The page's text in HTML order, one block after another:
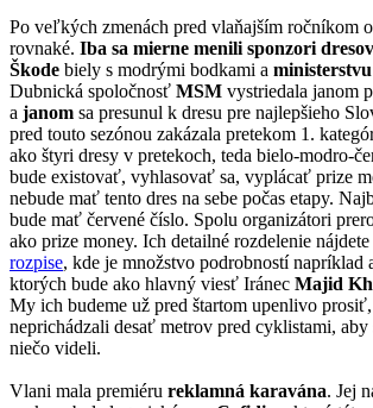
Po veľkých zmenách pred vlaňajším ročníkom
rovnaké. Iba sa mierne menili sponzori dresov
Škode biely s modrými bodkami a
Dubnická spoločnosť MSM vystriedala janom
a janom sa presunul k dresu pre najlepšieho
pred touto sezónou zakázala pretekom 1.
ako štyri dresy v pretekoch, teda bielo-modro-
bude existovať, vyhlasovať sa, vyplácať prize
nebude mať tento dres na sebe počas etapy.
bude mať červené číslo. Spolu organizátori
ako prize money. Ich detailné rozdelenie
rozpise, kde je množstvo podrobností napríklad
ktorých bude ako hlavný viesť Iránec Majid
My ich budeme už pred štartom upenlivo
neprichádzali desať metrov pred cyklistami, aby
niečo videli.
Vlani mala premiéru reklamná karavána. Jej